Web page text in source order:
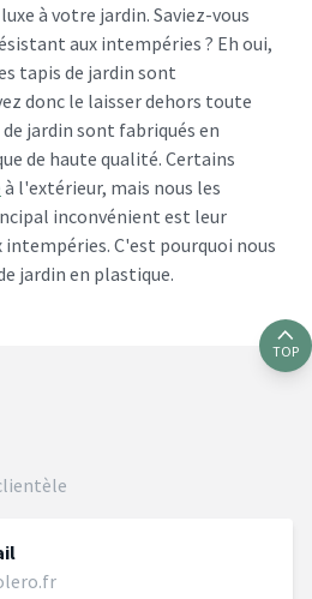
à votre jardin. Saviez-vous
aux intempéries ? Eh oui,
tapis de jardin sont
donc le laisser dehors toute
jardin sont fabriqués en
de haute qualité. Certains
à l'extérieur, mais nous les
inconvénient est leur
intempéries. C'est pourquoi nous
jardin en plastique.
TOP